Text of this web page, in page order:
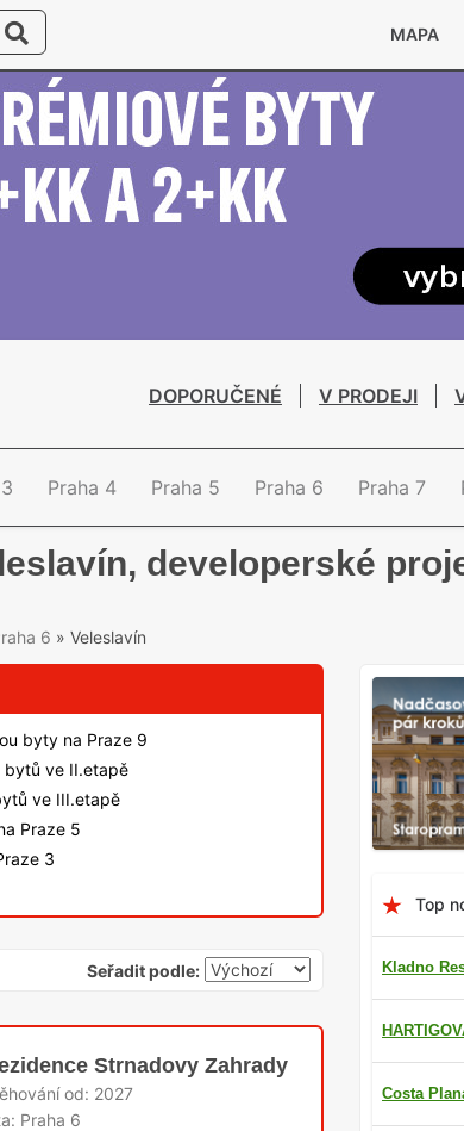
MAPA
DOPORUČENÉ V PRODEJI
Praha 4 Praha 5 Praha 6 Praha 7
developerské
6 » Veleslavín
Top
Kladno
Costa
byty na Praze 9
bytů ve II.etapě
ve III.etapě
Praze 5
3
Seřadit podle:
Strnadovy Zahrady
od: 2027
Praha 6